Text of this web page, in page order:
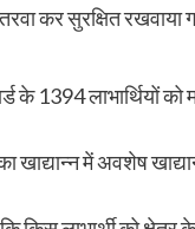
कर सुरक्षित रखवाया
1394 लाभार्थियों को
खाद्यान्न में अवशेष